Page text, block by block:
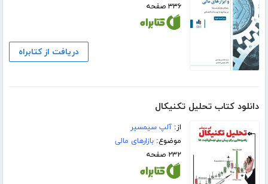
۳۳۶ صفحه
دریافت از کتابراه
دانلود کتاب تحلیل تکنیکال
از:آلپ سیمسیر
موضوع:بازارهای مالی
۲۳۲ صفحه